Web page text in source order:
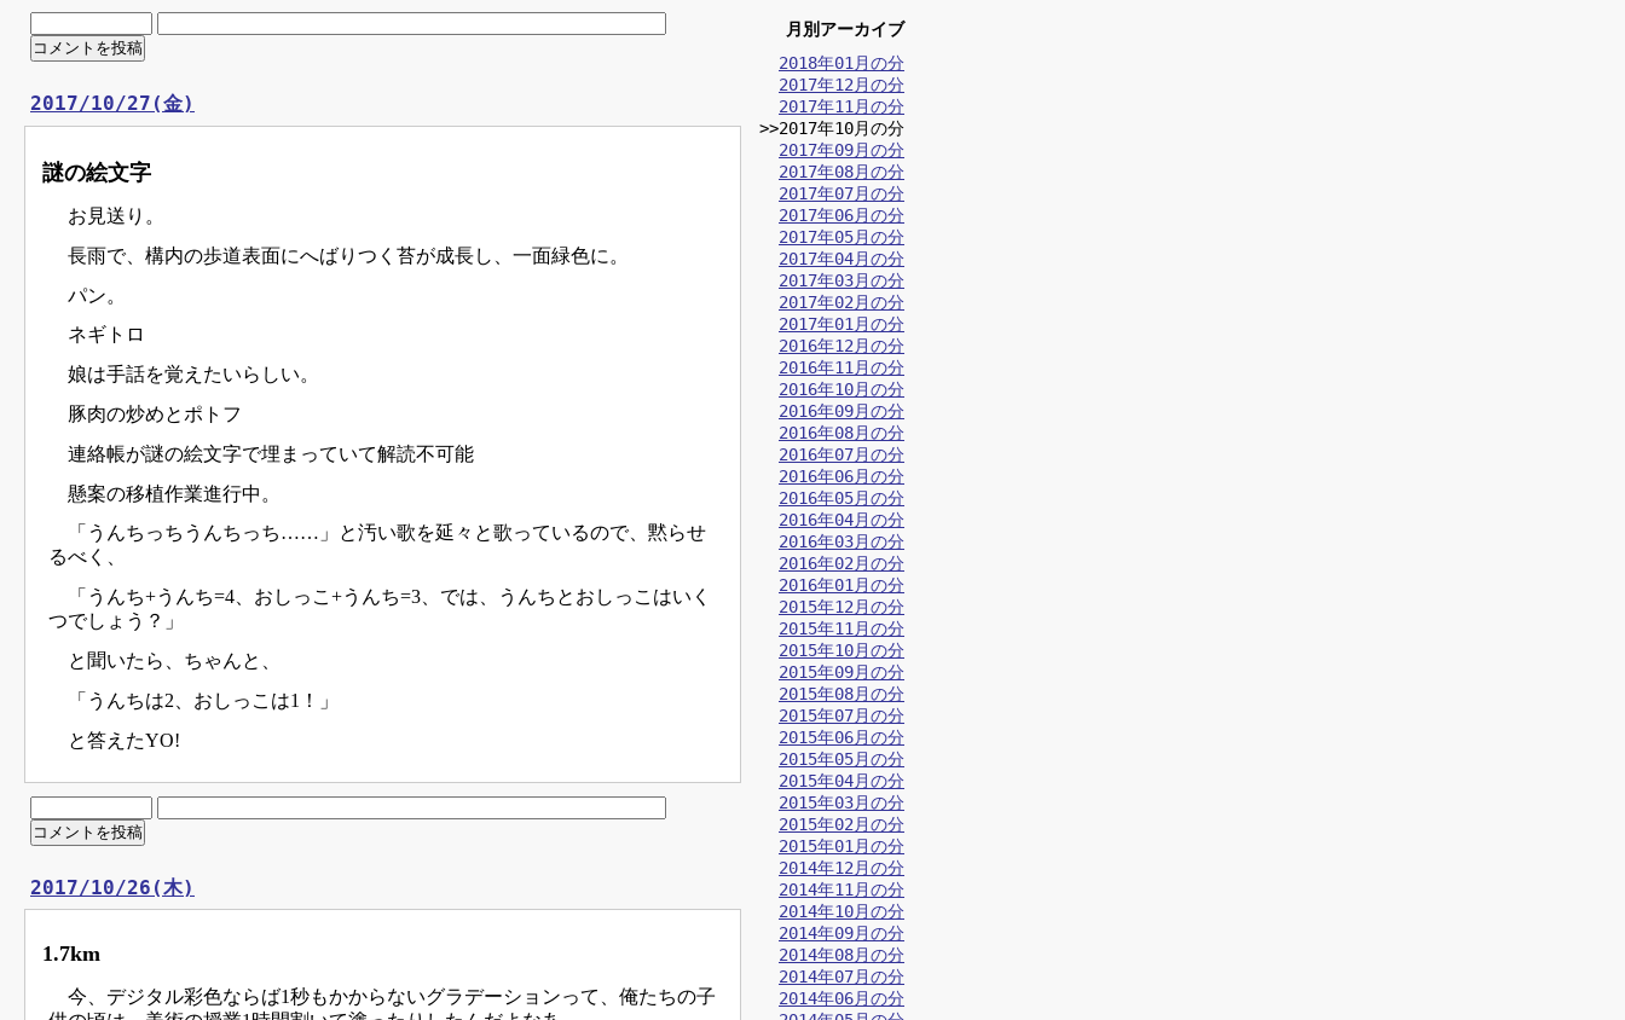
2017/10/27(金)
謎の絵文字
お見送り。
長雨で、構内の歩道表面にへばりつく苔が成長し、一面緑色に。
パン。
ネギトロ
娘は手話を覚えたいらしい。
豚肉の炒めとポトフ
連絡帳が謎の絵文字で埋まっていて解読不可能
懸案の移植作業進行中。
「うんちっちうんちっち……」と汚い歌を延々と歌っているので、黙らせ
るべく、
「うんち+うんち=4、おしっこ+うんち=3、では、うんちとおしっこはいく
つでしょう？」
と聞いたら、ちゃんと、
「うんちは2、おしっこは1！」
と答えたYO!
2017/10/26(木)
1.7km
今、デジタル彩色ならば1秒もかからないグラデーションって、俺たちの子
月別アーカイブ
2018年01月の分
2017年12月の分
2017年11月の分
>>2017年10月の分
2017年09月の分
2017年08月の分
2017年07月の分
2017年06月の分
2017年05月の分
2017年04月の分
2017年03月の分
2017年02月の分
2017年01月の分
2016年12月の分
2016年11月の分
2016年10月の分
2016年09月の分
2016年08月の分
2016年07月の分
2016年06月の分
2016年05月の分
2016年04月の分
2016年03月の分
2016年02月の分
2016年01月の分
2015年12月の分
2015年11月の分
2015年10月の分
2015年09月の分
2015年08月の分
2015年07月の分
2015年06月の分
2015年05月の分
2015年04月の分
2015年03月の分
2015年02月の分
2015年01月の分
2014年12月の分
2014年11月の分
2014年10月の分
2014年09月の分
2014年08月の分
2014年07月の分
2014年06月の分